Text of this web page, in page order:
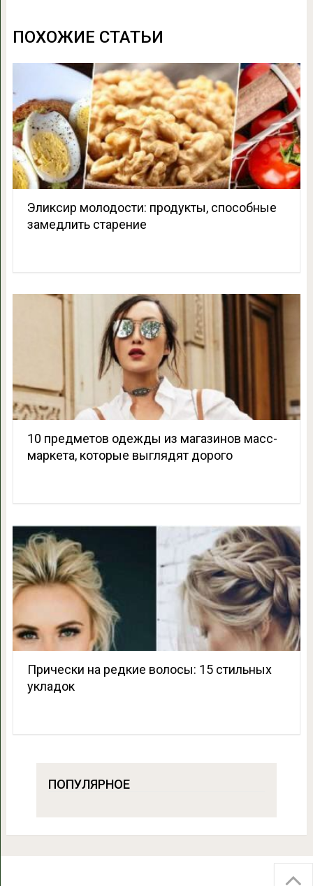
ПОХОЖИЕ СТАТЬИ
Эликсир молодости: продукты, способные
замедлить старение
10 предметов одежды из магазинов масс-
маркета, которые выглядят дорого
Прически на редкие волосы: 15 стильных
укладок
ПОПУЛЯРНОЕ